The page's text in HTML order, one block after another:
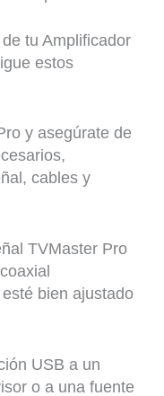
tu Amplificador
estos
y asegúrate de
cables y
TVMaster Pro
bien ajustado
USB a un
o a una fuente